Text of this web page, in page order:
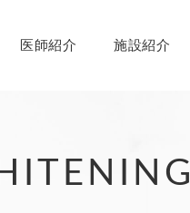
医師紹介 施設紹介